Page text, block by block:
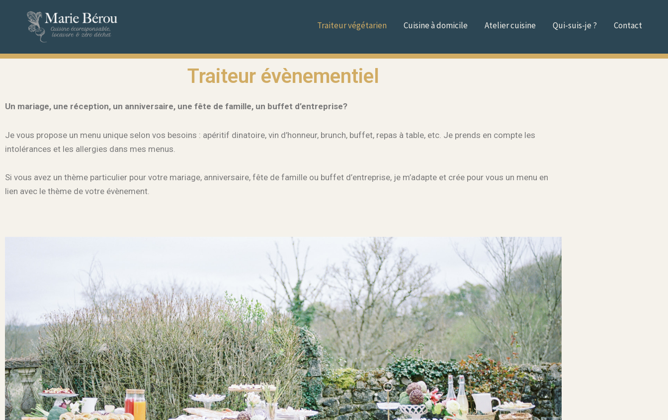
Traiteur végétarien Cuisine à domicile Atelier cuisine Qui-suis-je ? Contact
Traiteur évènementiel
Un mariage, une réception, un anniversaire, une fête de famille, un buffet d’entreprise?
Je vous propose un menu unique selon vos besoins : apéritif dinatoire, vin d’honneur, brunch, buffet, repas à table, etc. Je prends en compte les
intolérances et les allergies dans mes menus.
Si vous avez un thème particulier pour votre mariage, anniversaire, fête de famille ou buffet d’entreprise, je m’adapte et crée pour vous un menu en
lien avec le thème de votre évènement.